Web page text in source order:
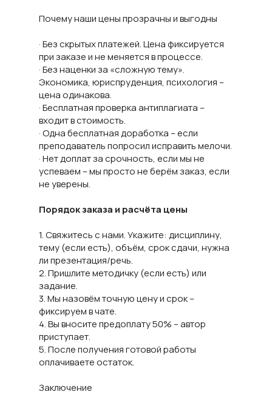
Почему наши цены прозрачны и выгодны
· Без скрытых платежей. Цена фиксируется
при заказе и не меняется в процессе.
· Без наценки за «сложную тему».
Экономика, юриспруденция, психология –
цена одинакова.
· Бесплатная проверка антиплагиата –
входит в стоимость.
· Одна бесплатная доработка – если
преподаватель попросил исправить мелочи.
· Нет доплат за срочность, если мы не
успеваем – мы просто не берём заказ, если
не уверены.
Порядок заказа и расчёта цены
1. Свяжитесь с нами. Укажите: дисциплину,
тему (если есть), объём, срок сдачи, нужна
ли презентация/речь.
2. Пришлите методичку (если есть) или
задание.
3. Мы назовём точную цену и срок –
фиксируем в чате.
4. Вы вносите предоплату 50% – автор
приступает.
5. После получения готовой работы
оплачиваете остаток.
Заключение